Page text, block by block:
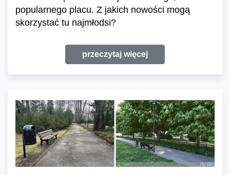
popularnego placu. Z jakich nowości mogą
skorzystać tu najmłodsi?
przeczytaj więcej